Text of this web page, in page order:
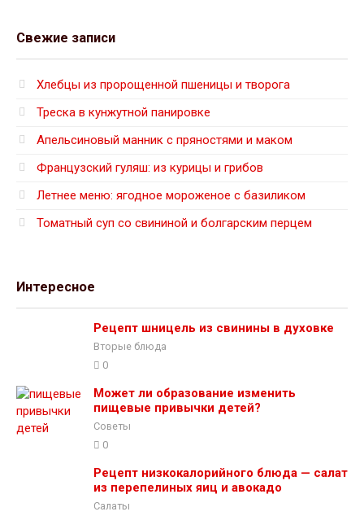
Свежие записи
Хлебцы из пророщенной пшеницы и творога
Треска в кунжутной панировке
Апельсиновый манник с пряностями и маком
Французский гуляш: из курицы и грибов
Летнее меню: ягодное мороженое с базиликом
Томатный суп со свининой и болгарским перцем
Интересное
Рецепт шницель из свинины в духовке
Вторые блюда
0
Может ли образование изменить
пищевые привычки детей?
Советы
0
Рецепт низкокалорийного блюда — салат
из перепелиных яиц и авокадо
Салаты